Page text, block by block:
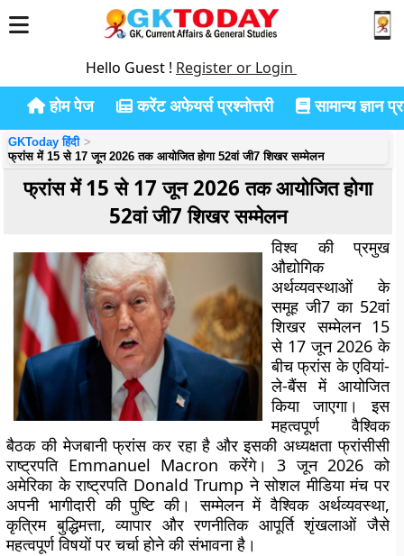
Hello Guest ! Register or Login
होम पेज करेंट अफेयर्स प्रश्नोत्तरी सामान्य ज्ञान
GKToday हिंदी
फ्रांस में 15 से 17 जून 2026 तक आयोजित होगा 52वां जी7 शिखर सम्मेलन
फ्रांस में 15 से 17 जून 2026 तक आयोजित होगा
52वां जी7 शिखर सम्मेलन
विश्व की प्रमुख
औद्योगिक
अर्थव्यवस्थाओं के
समूह जी7 का 52वां
शिखर सम्मेलन 15
से 17 जून 2026 के
बीच फ्रांस के एवि‍यां-
ले-बैंस में आयोजित
किया जाएगा। इस
महत्वपूर्ण वैश्विक
बैठक की मेजबानी फ्रांस कर रहा है और इसकी अध्यक्षता फ्रांसीसी
राष्ट्रपति Emmanuel Macron करेंगे। 3 जून 2026 को
अमेरिका के राष्ट्रपति Donald Trump ने सोशल मीडिया मंच पर
अपनी भागीदारी की पुष्टि की। सम्मेलन में वैश्विक अर्थव्यवस्था,
कृत्रिम बुद्धिमत्ता, व्यापार और रणनीतिक आपूर्ति शृंखलाओं जैसे
महत्वपूर्ण विषयों पर चर्चा होने की संभावना है।